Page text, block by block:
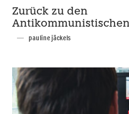
Zurück zu den
pauline jäckels